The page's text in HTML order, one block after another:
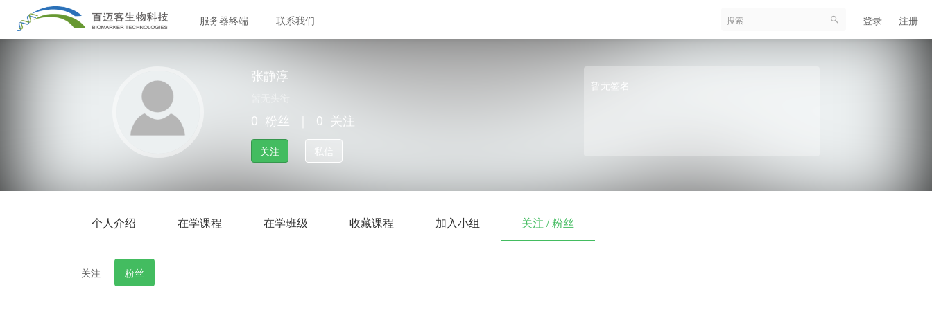
服务器终端 联系我们 登录 注册
张静淳
0 粉丝 0 关注
关注 私信
暂无签名
个人介绍 在学课程 在学班级 收藏课程 加入小组 关注 / 粉丝
关注 粉丝